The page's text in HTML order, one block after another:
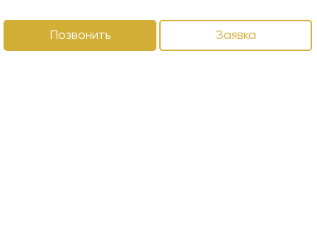
Позвонить Заявка